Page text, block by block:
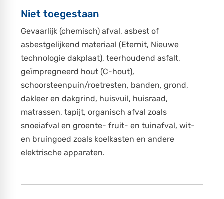
Niet toegestaan
Gevaarlijk (chemisch) afval, asbest of
asbestgelijkend materiaal (Eternit, Nieuwe
technologie dakplaat), teerhoudend asfalt,
geïmpregneerd hout (C-hout),
schoorsteenpuin/roetresten, banden, grond,
dakleer en dakgrind, huisvuil, huisraad,
matrassen, tapijt, organisch afval zoals
snoeiafval en groente- fruit- en tuinafval, wit-
en bruingoed zoals koelkasten en andere
elektrische apparaten.